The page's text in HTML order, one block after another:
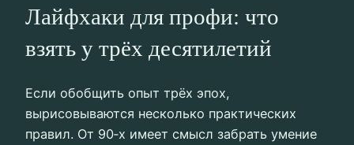
Лайфхаки для профи: что
взять у трёх десятилетий
Если обобщить опыт трёх эпох,
вырисовываются несколько практических
правил. От 90‑х имеет смысл забрать умение